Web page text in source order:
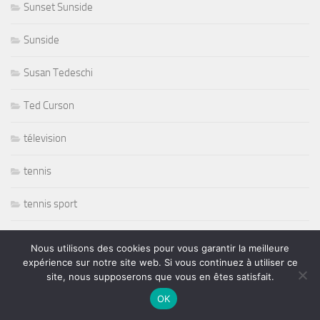
Sunset Sunside
Sunside
Susan Tedeschi
Ted Curson
télevision
tennis
tennis sport
Thornetta Davis
Nous utilisons des cookies pour vous garantir la meilleure
expérience sur notre site web. Si vous continuez à utiliser ce
site, nous supposerons que vous en êtes satisfait.
OK